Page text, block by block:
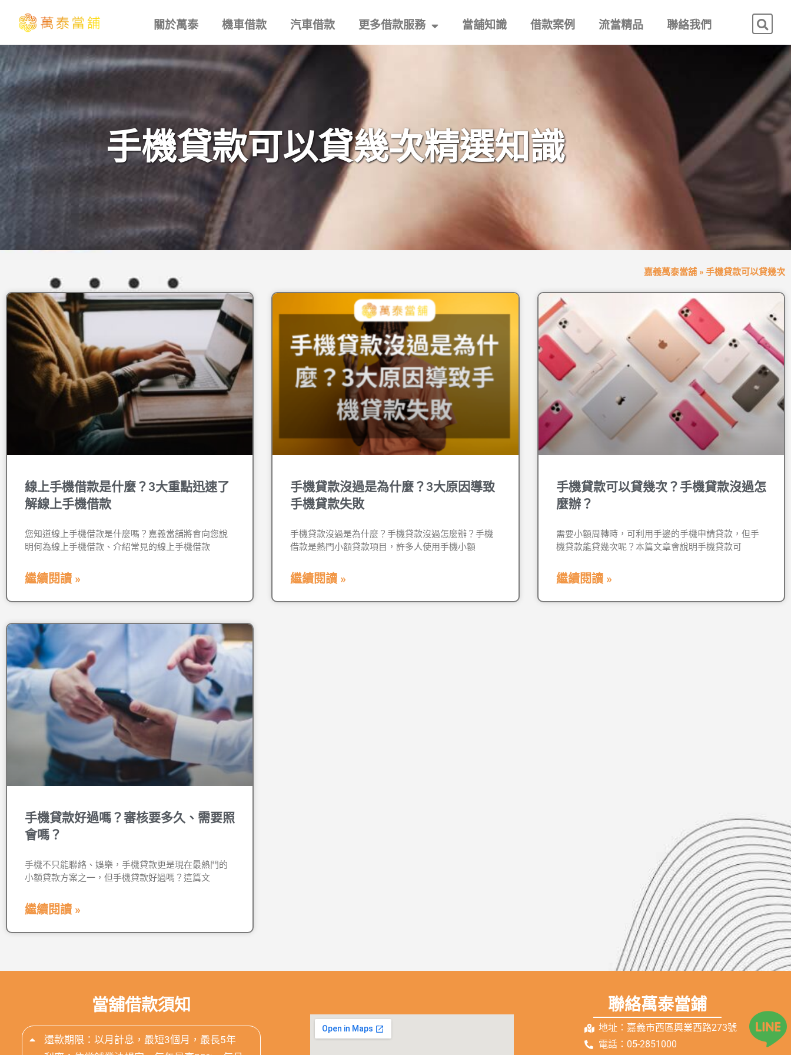
關於萬泰 機車借款 汽車借款 更多借款服務 當舖知識 借款案例 流當精品 聯絡我們
手機貸款可以貸幾次精選知識
嘉義萬泰當舖 » 手機貸款可以貸幾次
線上手機借款是什麼？3大重點迅速了
解線上手機借款
您知道線上手機借款是什麼嗎？嘉義當舖將會向您說
明何為線上手機借款、介紹常見的線上手機借款
繼續閱讀 »
手機貸款沒過是為什麼？3大原因導致
手機貸款失敗
手機貸款沒過是為什麼？手機貸款沒過怎麼辦？手機
借款是熱門小額貸款項目，許多人使用手機小額
繼續閱讀 »
手機貸款可以貸幾次？手機貸款沒過怎
麼辦？
需要小額周轉時，可利用手邊的手機申請貸款，但手
機貸款能貸幾次呢？本篇文章會說明手機貸款可
繼續閱讀 »
手機貸款好過嗎？審核要多久、需要照
會嗎？
手機不只能聯絡、娛樂，手機貸款更是現在最熱門的
小額貸款方案之一，但手機貸款好過嗎？這篇文
繼續閱讀 »
當舖借款須知
還款期限：以月計息，最短3個月，最長5年
聯絡萬泰當鋪
地址：嘉義市西區興業西路273號
電話：05-2851000